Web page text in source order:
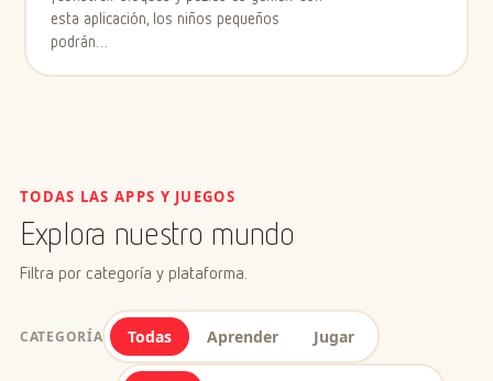
esta aplicación, los niños pequeños
podrán…
TODAS LAS APPS Y JUEGOS
Explora nuestro mundo
Filtra por categoría y plataforma.
CATEGORÍA Todas Aprender Jugar